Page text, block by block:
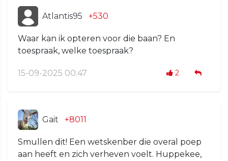
Atlantis95 +530
Waar kan ik opteren voor die baan? En
toespraak, welke toespraak?
15-09-2025 00:47 2
Gait +8011
Smullen dit! Een wetskenber die overal poep
aan heeft en zich verheven voelt. Huppekee,